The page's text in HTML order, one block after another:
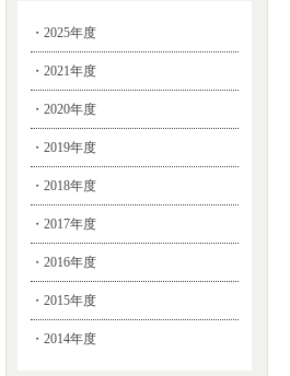
・2025年度
・2021年度
・2020年度
・2019年度
・2018年度
・2017年度
・2016年度
・2015年度
・2014年度